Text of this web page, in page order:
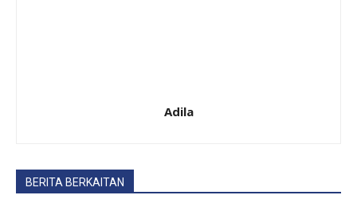
Adila
BERITA BERKAITAN